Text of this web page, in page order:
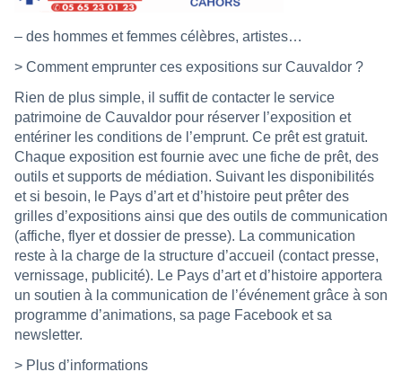
– des hommes et femmes célèbres, artistes…
> Comment emprunter ces expositions sur Cauvaldor ?
Rien de plus simple, il suffit de contacter le service
patrimoine de Cauvaldor pour réserver l’exposition et
entériner les conditions de l’emprunt. Ce prêt est gratuit.
Chaque exposition est fournie avec une fiche de prêt, des
outils et supports de médiation. Suivant les disponibilités
et si besoin, le Pays d’art et d’histoire peut prêter des
grilles d’expositions ainsi que des outils de communication
(affiche, flyer et dossier de presse). La communication
reste à la charge de la structure d’accueil (contact presse,
vernissage, publicité). Le Pays d’art et d’histoire apportera
un soutien à la communication de l’événement grâce à son
programme d’animations, sa page Facebook et sa
newsletter.
> Plus d’informations